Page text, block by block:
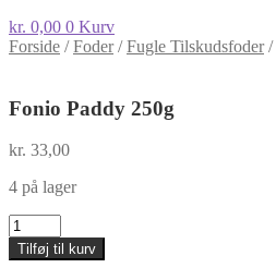
kr. 0,00 0 Kurv
Forside /Foder/Fugle Tilskudsfoder/
Fonio Paddy 250g
kr. 33,00
4 på lager
Fonio
Paddy
250g
Tilføj til kurv